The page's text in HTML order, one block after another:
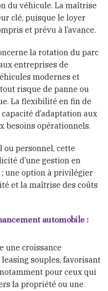
du véhicule. La maîtrise
clé, puisque le loyer
et prévu à l’avance.
la rotation du parc
entreprises de
modernes et
risque de panne ou
La flexibilité en fin de
d’adaptation aux
besoins opérationnels.
ou personnel, cette
d’une gestion en
une option à privilégier
et la maîtrise des coûts
automobile :
une croissance
souples, favorisant
pour ceux qui
la propriété ou une